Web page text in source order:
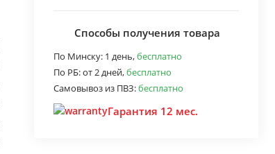
Способы получения товара
По Минску: 1 день,бесплатно
По РБ:от 2 дней,бесплатно
Самовывоз из ПВЗ:бесплатно
Гарантия 12 мес.